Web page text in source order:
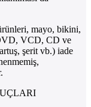
mayo, bikini,
VCD, CD ve
şerit vb.) iade